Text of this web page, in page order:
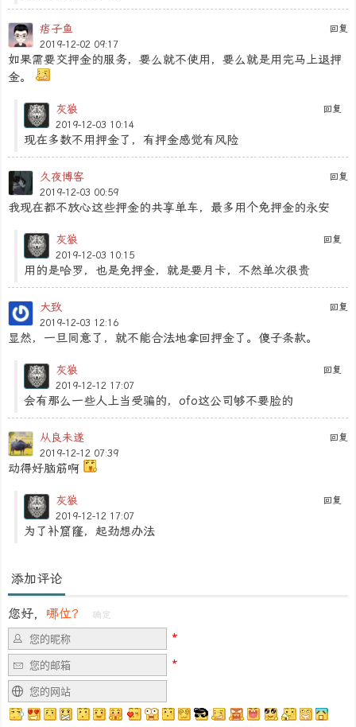
回复
痞子鱼
2019-12-02 09:17
如果需要交押金的服务，要么就不使用，要么就是用完马上退押
金。
回复
灰狼
2019-12-03 10:14
现在多数不用押金了，有押金感觉有风险
回复
久夜博客
2019-12-03 00:59
我现在都不放心这些押金的共享单车，最多用个免押金的永安
回复
灰狼
2019-12-03 10:15
用的是哈罗，也是免押金，就是要月卡，不然单次很贵
回复
大致
2019-12-03 12:16
显然，一旦同意了，就不能合法地拿回押金了。傻子条款。
回复
灰狼
2019-12-12 17:07
会有那么一些人上当受骗的，ofo这公司够不要脸的
回复
从良未遂
2019-12-12 07:39
动得好脑筋啊
回复
灰狼
2019-12-12 17:07
为了补窟窿，起劲想办法
添加评论
您好， 哪位？ 确定